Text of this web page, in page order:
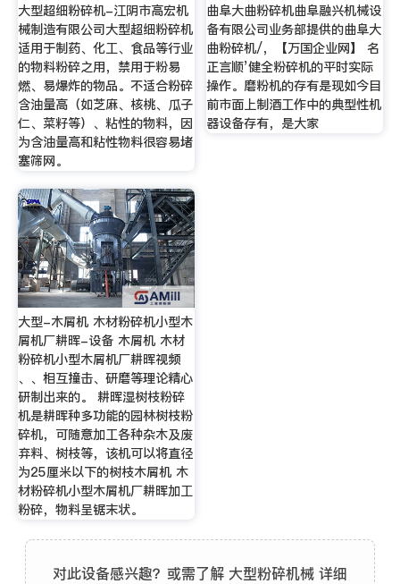
大型超细粉碎机-江阴市高宏机
械制造有限公司大型超细粉碎机
适用于制药、化工、食品等行业
的物料粉碎之用，禁用于粉易
燃、易爆炸的物品。不适合粉碎
含油量高（如芝麻、核桃、瓜子
仁、菜籽等）、粘性的物料，因
为含油量高和粘性物料很容易堵
塞筛网。
曲阜大曲粉碎机曲阜融兴机械设
备有限公司业务部提供的曲阜大
曲粉碎机/，【万国企业网】 名
正言顺’健全粉碎机的平时实际
操作。磨粉机的存有是现如今目
前市面上制酒工作中的典型性机
器设备存有，是大家
大型-木屑机 木材粉碎机小型木
屑机厂耕晖-设备 木屑机 木材
粉碎机小型木屑机厂耕晖视频
、、相互撞击、研磨等理论精心
研制出来的。 耕晖湿树枝粉碎
机是耕晖种多功能的园林树枝粉
碎机，可随意加工各种杂木及废
弃料、树枝等，该机可以将直径
为25厘米以下的树枝木屑机 木
材粉碎机小型木屑机厂耕晖加工
粉碎，物料呈锯末状。
对此设备感兴趣？或需了解 大型粉碎机械 详细